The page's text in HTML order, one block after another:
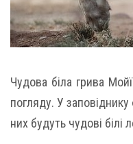
Чудова біла грива
погляду. У заповіднику
них будуть чудові білі